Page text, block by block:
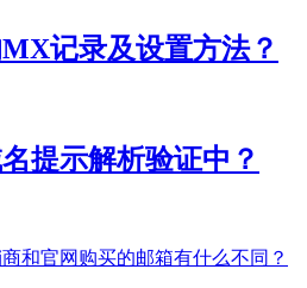
记录及设置方法？
提示解析验证中？